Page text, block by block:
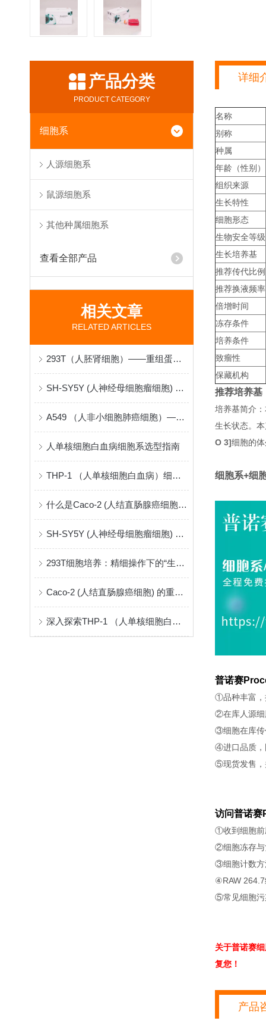
产品分类
PRODUCT CATEGORY
细胞系
人源细胞系
鼠源细胞系
其他种属细胞系
查看全部产品
相关文章
RELATED ARTICLES
293T（人胚肾细胞）——重组蛋白与病毒包装的“分子工厂”
SH-SY5Y (人神经母细胞瘤细胞) 在神经生物学研究中的原理与应用
A549 （人非小细胞肺癌细胞）——肺腺癌机制与药物筛选的“病理模型”
人单核细胞白血病细胞系选型指南
THP-1 （人单核细胞白血病）细胞系采购与建立指南
什么是Caco-2 (人结直肠腺癌细胞) ？
SH-SY5Y (人神经母细胞瘤细胞) ：神经系统研究的关键模型
293T细胞培养：精细操作下的“生命摇篮”
Caco-2 (人结直肠腺癌细胞) 的重要性和应用
深入探索THP-1 （人单核细胞白血病）
详细
名称
别称
种属
年龄（性别）
组织来源
生长特性
细胞形态
生物安全等级
生长培养基
推荐传代比例
推荐换液频率
倍增时间
冻存条件
培养条件
致瘤性
保藏机构
推荐培养基
培养基简介
生长状态。
O 3]细胞的
细胞系+细
普诺赛
①品种丰富，
②在库人源细
③细胞在库传
④进口品质，
⑤现货发售，
访问普诺赛
①收到细胞前
②细胞冻存与
③细胞计数方
④RAW 264.7
⑤常见细胞污
关于普诺赛
复您！
产品